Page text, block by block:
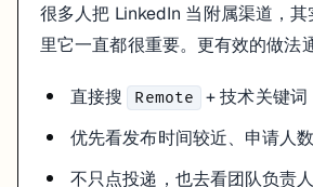
很多人把 LinkedIn 当附属渠道，
里它一直都很重要。更有效的做法
直接搜 Remote
+ 技术关键词
优先看发布时间较近、申请人
不只点投递，也去看团队负责